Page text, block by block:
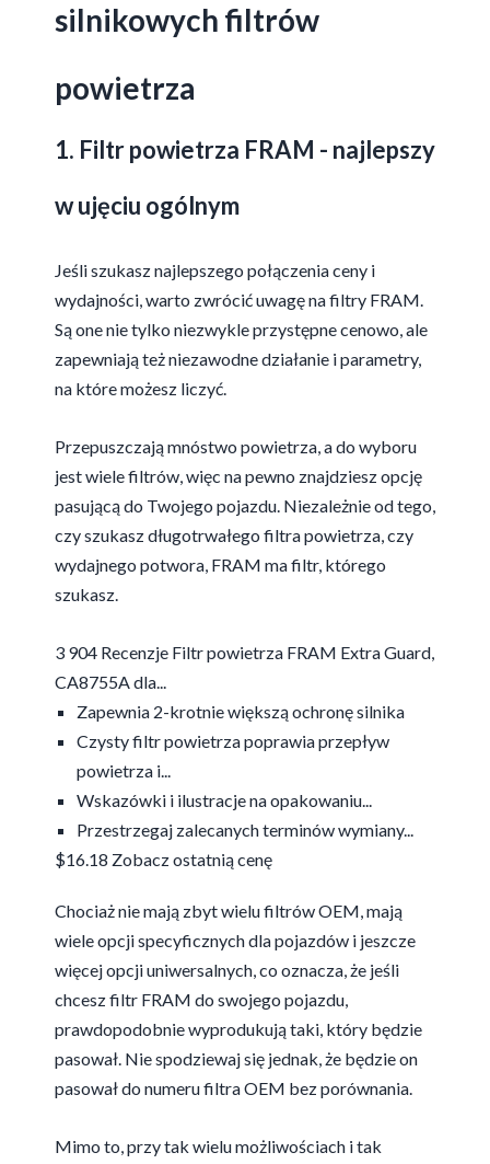
silnikowych filtrów
powietrza
1. Filtr powietrza FRAM - najlepszy
w ujęciu ogólnym
Jeśli szukasz najlepszego połączenia ceny i
wydajności, warto zwrócić uwagę na filtry FRAM.
Są one nie tylko niezwykle przystępne cenowo, ale
zapewniają też niezawodne działanie i parametry,
na które możesz liczyć.
Przepuszczają mnóstwo powietrza, a do wyboru
jest wiele filtrów, więc na pewno znajdziesz opcję
pasującą do Twojego pojazdu. Niezależnie od tego,
czy szukasz długotrwałego filtra powietrza, czy
wydajnego potwora, FRAM ma filtr, którego
szukasz.
3 904 Recenzje Filtr powietrza FRAM Extra Guard,
CA8755A dla...
Zapewnia 2-krotnie większą ochronę silnika
Czysty filtr powietrza poprawia przepływ
powietrza i...
Wskazówki i ilustracje na opakowaniu...
Przestrzegaj zalecanych terminów wymiany...
$16.18 Zobacz ostatnią cenę
Chociaż nie mają zbyt wielu filtrów OEM, mają
wiele opcji specyficznych dla pojazdów i jeszcze
więcej opcji uniwersalnych, co oznacza, że jeśli
chcesz filtr FRAM do swojego pojazdu,
prawdopodobnie wyprodukują taki, który będzie
pasował. Nie spodziewaj się jednak, że będzie on
pasował do numeru filtra OEM bez porównania.
Mimo to, przy tak wielu możliwościach i tak